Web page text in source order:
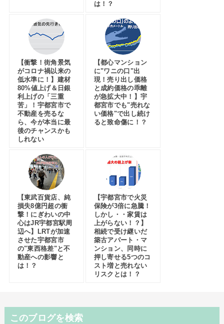
は！？
【衝撃！街角景気
がコロナ禍以来の
低水準に！】建材
80%値上げ＆日銀
利上げの「三重
苦」！宇都宮市で
不動産を売るな
ら、今が本当に最
後のチャンスかも
しれない
【都心マンション
に"ワニの口"出
現！売り出し価格
と成約価格の乖離
が急拡大中！】宇
都宮市でも"売れな
い価格"で出し続け
ると致命傷に！？
【東武百貨店、純
損失8億円超の衝
撃！にぎわいの中
心はJR宇都宮駅周
辺へ】LRTが加速
させた宇都宮市
の"東西格差"と不
動産への影響と
は！？
【宇都宮市で火災
保険が3倍に急騰！
しかし・・家賃は
上がらない！？】
相続で受け継いだ
築古アパート・マ
ンション、同時に
押し寄せる5つのコ
スト増と売れない
リスクとは！？
このブログを検索